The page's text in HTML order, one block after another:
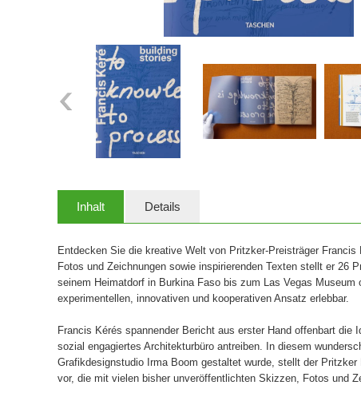
Inhalt Details
Entdecken Sie die kreative Welt von Pritzker-Preisträger
Fotos und Zeichnungen sowie inspirierenden Texten stellt er 26
seinem Heimatdorf in Burkina Faso bis zum Las Vegas Museum
experimentellen, innovativen und kooperativen Ansatz erlebbar.
Francis Kérés spannender Bericht aus erster Hand offenbart die
sozial engagiertes Architekturbüro antreiben. In diesem
Grafikdesignstudio Irma Boom gestaltet wurde, stellt der
vor, die mit vielen bisher unveröffentlichten Skizzen, Fotos und